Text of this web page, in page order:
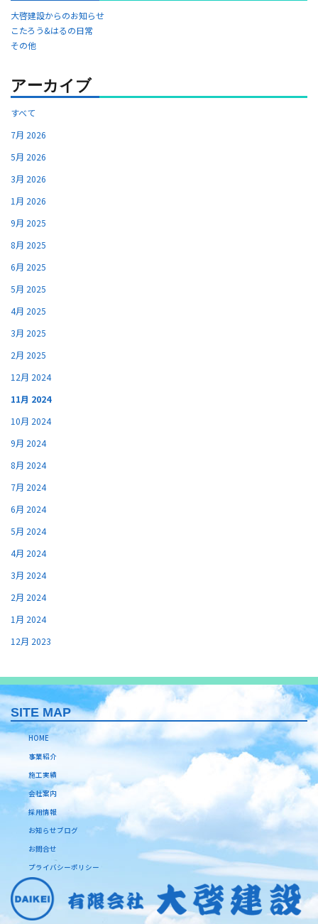
大啓建設からのお知らせ
こたろう&はるの日常
その他
アーカイブ
すべて
7月 2026
5月 2026
3月 2026
1月 2026
9月 2025
8月 2025
6月 2025
5月 2025
4月 2025
3月 2025
2月 2025
12月 2024
11月 2024
10月 2024
9月 2024
8月 2024
7月 2024
6月 2024
5月 2024
4月 2024
3月 2024
2月 2024
1月 2024
12月 2023
SITE MAP
HOME
事業紹介
施工実績
会社案内
採用情報
お知らせブログ
お問合せ
プライバシーポリシー